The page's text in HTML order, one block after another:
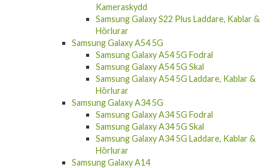
Kameraskydd
Samsung Galaxy S22 Plus Laddare, Kablar &
Hörlurar
Samsung Galaxy A54 5G
Samsung Galaxy A54 5G Fodral
Samsung Galaxy A54 5G Skal
Samsung Galaxy A54 5G Laddare, Kablar &
Hörlurar
Samsung Galaxy A34 5G
Samsung Galaxy A34 5G Fodral
Samsung Galaxy A34 5G Skal
Samsung Galaxy A34 5G Laddare, Kablar &
Hörlurar
Samsung Galaxy A14